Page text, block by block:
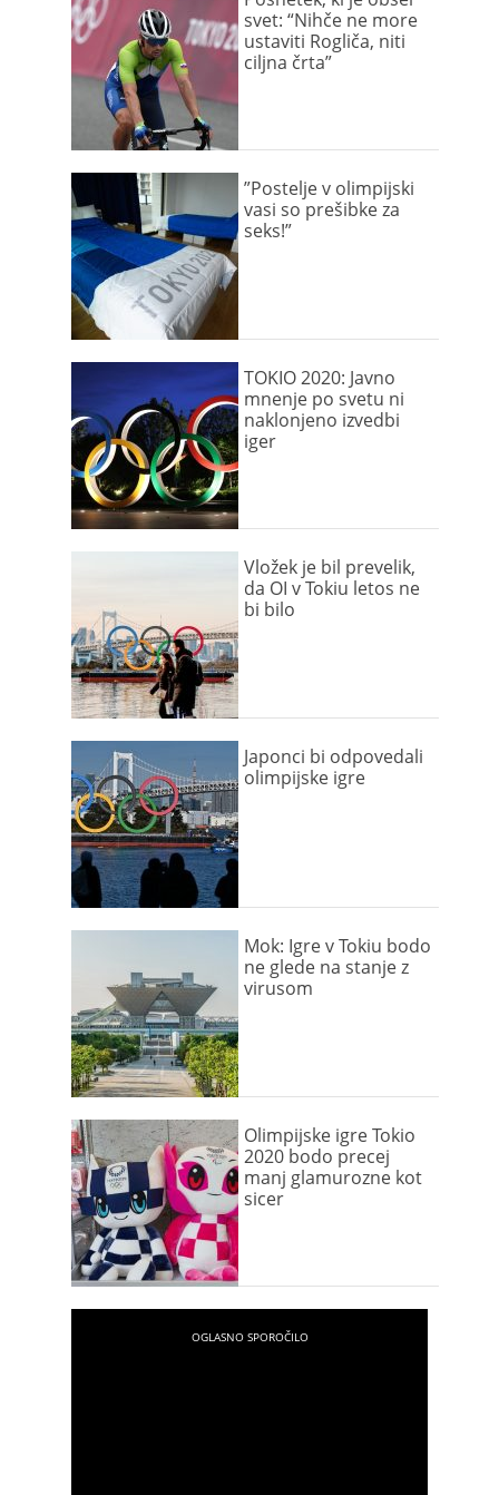
svet: “Nihče ne more
ustaviti Rogliča, niti
ciljna črta”
”Postelje v olimpijski
vasi so prešibke za
seks!”
TOKIO 2020: Javno
mnenje po svetu ni
naklonjeno izvedbi
iger
Vložek je bil prevelik,
da OI v Tokiu letos ne
bi bilo
Japonci bi odpovedali
olimpijske igre
Mok: Igre v Tokiu bodo
ne glede na stanje z
virusom
Olimpijske igre Tokio
2020 bodo precej
manj glamurozne kot
sicer